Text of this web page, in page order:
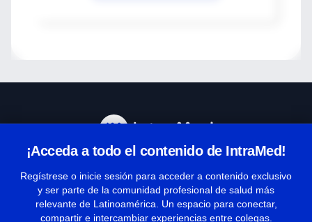
¡Acceda a todo el contenido de IntraMed!
Regístrese o inicie sesión para acceder a contenido exclusivo
y ser parte de la comunidad profesional de salud más
relevante de Latinoamérica. Un espacio para conectar,
compartir e intercambiar experiencias entre colegas.
Términos y condiciones